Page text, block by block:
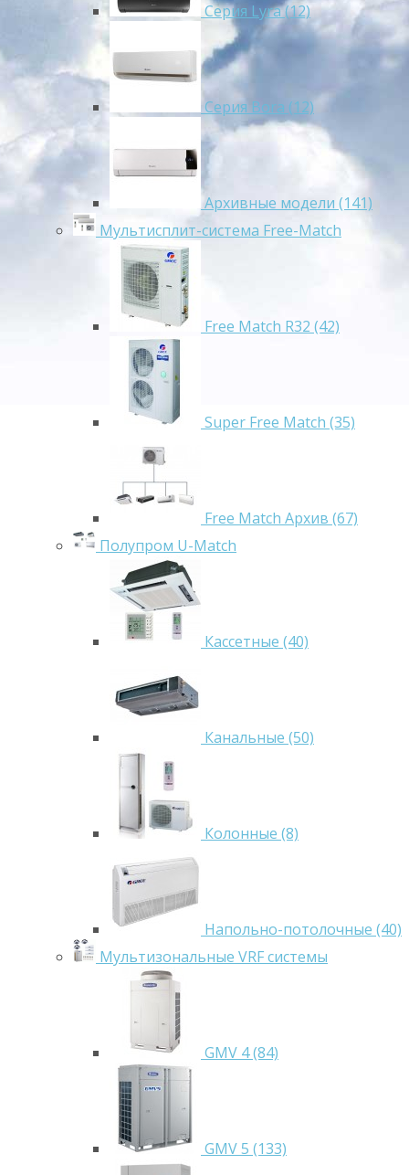
Серия Lyra (12)
Серия Bora (12)
Архивные модели (141)
Мультисплит-система Free-Match
Free Match R32 (42)
Super Free Match (35)
Free Match Архив (67)
Полупром U-Match
Кассетные (40)
Канальные (50)
Колонные (8)
Напольно-потолочные (40)
Мультизональные VRF системы
GMV 4 (84)
GMV 5 (133)